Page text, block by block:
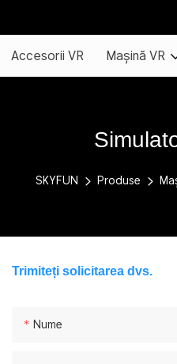
Accesorii VR Mașină VR
SKYFUN Produse
Trimiteți solicitarea dvs.
Nume